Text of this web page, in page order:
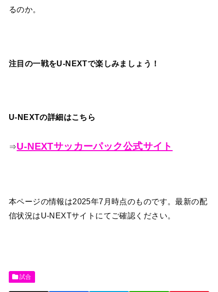
るのか。
注目の一戦をU-NEXTで楽しみましょう！
U-NEXTの詳細はこちら
⇒U-NEXTサッカーパック公式サイト
本ページの情報は2025年7月時点のものです。最新の配
信状況はU-NEXTサイトにてご確認ください。
試合